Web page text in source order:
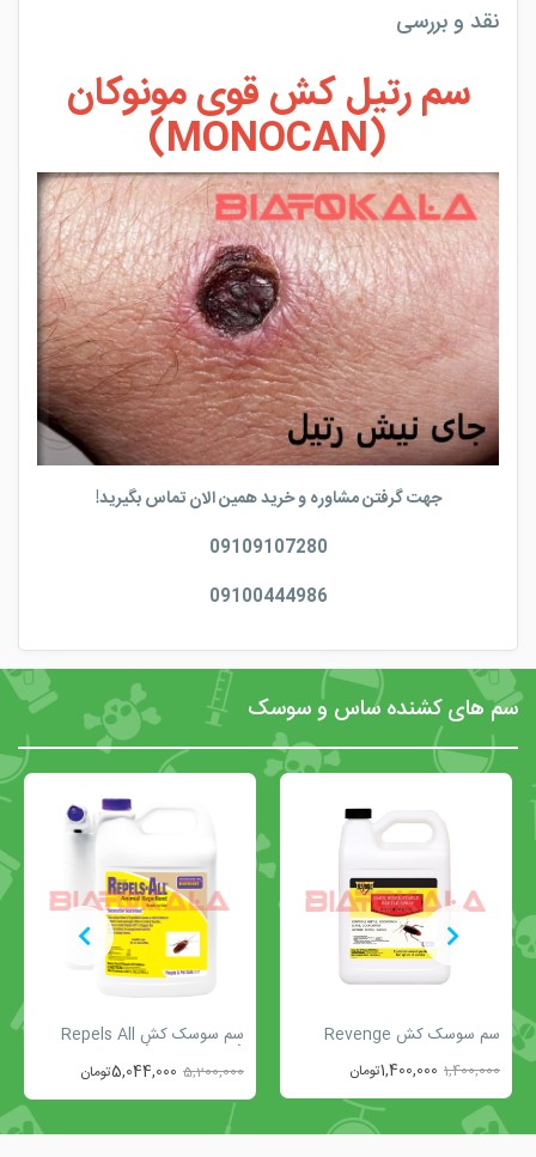
نقد و بررسی
سم رتیل کش قوی مونوکان
(MONOCAN)
جهت گرفتن مشاوره و خرید همین الان تماس بگیرید!
09109107280
09100444986
سم های کشنده ساس و سوسک
سم سوسک کش Revenge
1,400,000
1,400,000تومان
سم سوسک کش Repels All
(بطری 4 لیتری)
5,200,000
5,044,000تومان